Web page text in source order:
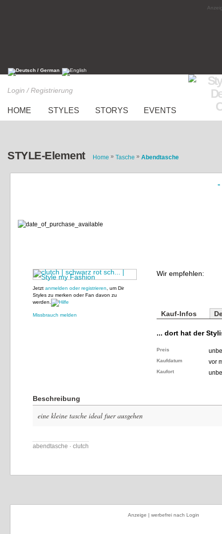
Login / Registrierung
HOME STYLES STORYS EVENTS
STYLE-Element Home » Tasche » Abendtasche
«
Jetzt anmelden oder registrieren , um Dir
Styles zu merken oder Fan davon zu
werden.
Missbrauch melden
Wir empfehlen:
Kauf-Infos
... dort hat der
Preis
Kaufdatum vor
Kaufort
Beschreibung
eine kleine tasche ideal fuer ausgehen
abendtasche · clutch
Anzeige | werbefrei nach Login